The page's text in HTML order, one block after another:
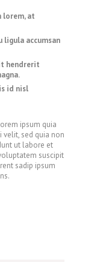
lorem, at
ligula accumsan
hendrerit
id nisl
ipsum quia
velit, sed quia non
ut labore et
suscipit
sadip ipsum